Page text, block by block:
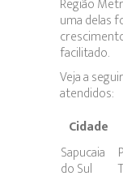
Região
uma delas
facilitado.
Veja a
atendidos:
Cidade
Sapucaia
do Sul